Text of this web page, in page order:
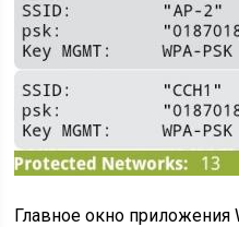
Главное окно приложения